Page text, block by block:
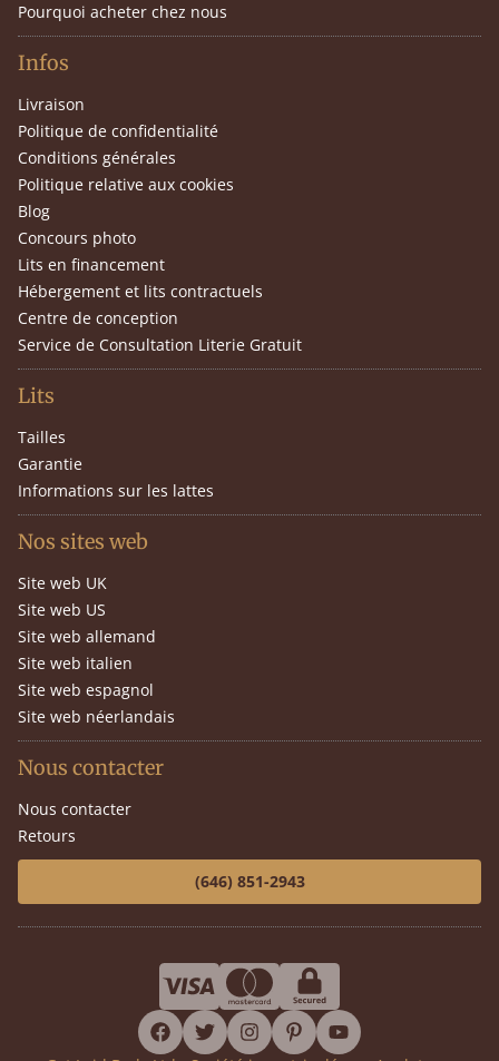
Pourquoi acheter chez nous
Infos
Livraison
Politique de confidentialité
Conditions générales
Politique relative aux cookies
Blog
Concours photo
Lits en financement
Hébergement et lits contractuels
Centre de conception
Service de Consultation Literie Gratuit
Lits
Tailles
Garantie
Informations sur les lattes
Nos sites web
Site web UK
Site web US
Site web allemand
Site web italien
Site web espagnol
Site web néerlandais
Nous contacter
Nous contacter
Retours
(646) 851-2943
facebook
twitterinstagram
pinterestyoutube